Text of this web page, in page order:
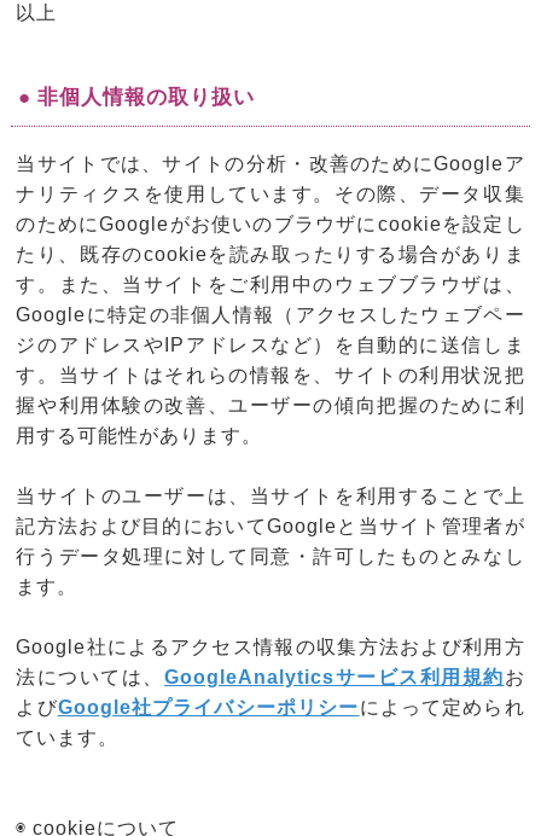
以上
● 非個人情報の取り扱い
当サイトでは、サイトの分析・改善のためにGoogleア
ナリティクスを使用しています。その際、データ収集
のためにGoogleがお使いのブラウザにcookieを設定し
たり、既存のcookieを読み取ったりする場合がありま
す。また、当サイトをご利用中のウェブブラウザは、
Googleに特定の非個人情報（アクセスしたウェブペー
ジのアドレスやIPアドレスなど）を自動的に送信しま
す。当サイトはそれらの情報を、サイトの利用状況把
握や利用体験の改善、ユーザーの傾向把握のために利
用する可能性があります。
当サイトのユーザーは、当サイトを利用することで上
記方法および目的においてGoogleと当サイト管理者が
行うデータ処理に対して同意・許可したものとみなし
ます。
Google社によるアクセス情報の収集方法および利用方
法については、 GoogleAnalyticsサービス利用規約お
よびGoogle社プライバシーポリシーによって定められ
ています。
◉ cookieについて